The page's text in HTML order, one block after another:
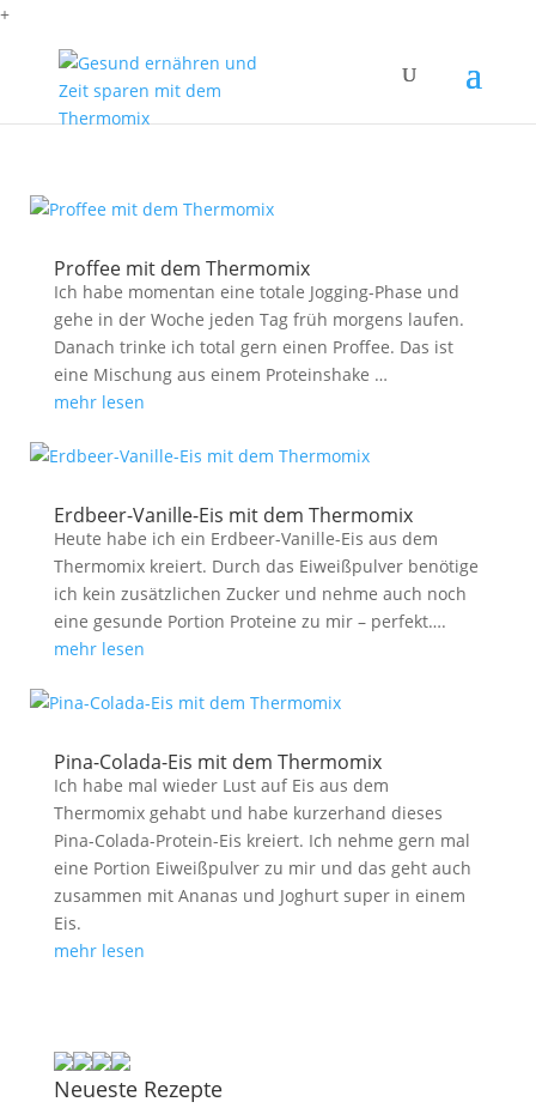
+
Proffee mit dem Thermomix
Ich habe momentan eine totale Jogging-Phase und
gehe in der Woche jeden Tag früh morgens laufen.
Danach trinke ich total gern einen Proffee. Das ist
eine Mischung aus einem Proteinshake …
mehr lesen
Erdbeer-Vanille-Eis mit dem Thermomix
Heute habe ich ein Erdbeer-Vanille-Eis aus dem
Thermomix kreiert. Durch das Eiweißpulver benötige
ich kein zusätzlichen Zucker und nehme auch noch
eine gesunde Portion Proteine zu mir – perfekt….
mehr lesen
Pina-Colada-Eis mit dem Thermomix
Ich habe mal wieder Lust auf Eis aus dem
Thermomix gehabt und habe kurzerhand dieses
Pina-Colada-Protein-Eis kreiert. Ich nehme gern mal
eine Portion Eiweißpulver zu mir und das geht auch
zusammen mit Ananas und Joghurt super in einem
Eis.
mehr lesen
Neueste Rezepte